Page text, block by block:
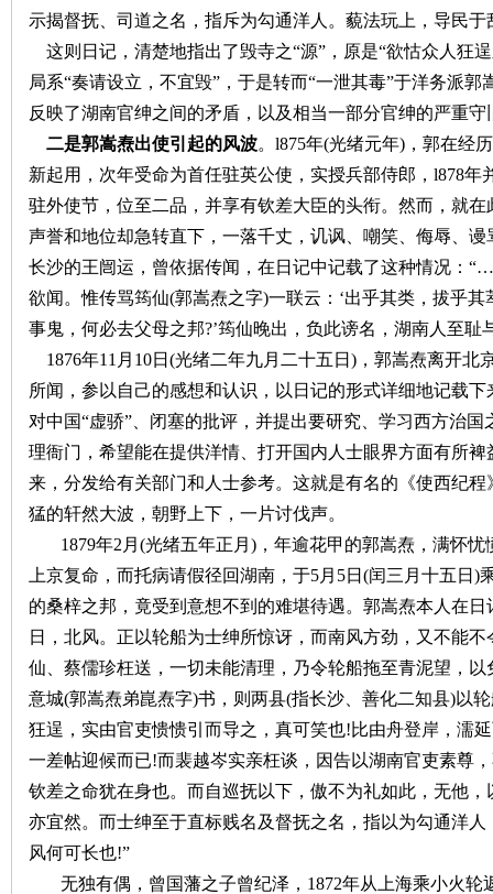
示揭督抚、司道之名，指斥为勾通洋人。藐法玩上，导民
这则日记，清楚地指出了毁寺之“源”，原是“欲怙众人狂
局系“奏请设立，不宜毁”，于是转而“一泄其毒”于洋务派
反映了湖南官绅之间的矛盾，以及相当一部分官绅的严重守
二是郭嵩焘出使引起的风波。 l875年(光绪元年)，郭在经
新起用，次年受命为首任驻英公使，实授兵部侍郎，l878
驻外使节，位至二品，并享有钦差大臣的头衔。然而，就
声誉和地位却急转直下，一落千丈，讥讽、嘲笑、侮辱、
长沙的王闿运，曾依据传闻，在日记中记载了这种情况：
欲闻。惟传骂筠仙(郭嵩焘之字)一联云：‘出乎其类，拔乎
事鬼，何必去父母之邦?’筠仙晚出，负此谤名，湖南人至耻
1876年11月10日(光绪二年九月二十五日)，郭嵩焘离开北
所闻，参以自己的感想和认识，以日记的形式详细地记载
对中国“虚骄”、闭塞的批评，并提出要研究、学习西方治
理衙门，希望能在提供洋情、打开国内人士眼界方面有所
来，分发给有关部门和人士参考。这就是有名的《使西纪
猛的轩然大波，朝野上下，一片讨伐声。
1879年2月(光绪五年正月)，年逾花甲的郭嵩焘，满怀
上京复命，而托病请假径回湖南，于5月5日(闰三月十五日
的桑梓之邦，竟受到意想不到的难堪待遇。郭嵩焘本人在
日，北风。正以轮船为士绅所惊讶，而南风方劲，又不能
仙、蔡儒珍枉送，一切未能清理，乃令轮船拖至青泥望，
意城(郭嵩焘弟崑焘字)书，则两县(指长沙、善化二知县)以
狂逞，实由官吏愦愦引而导之，真可笑也!比由舟登岸，濡
一差帖迎候而已!而裴越岑实亲枉谈，因告以湖南官吏素尊
钦差之命犹在身也。而自巡抚以下，傲不为礼如此，无他
亦宜然。而士绅至于直标贱名及督抚之名，指以为勾通洋
风何可长也!”
无独有偶，曾国藩之子曾纪泽， 1872年从上海乘小火